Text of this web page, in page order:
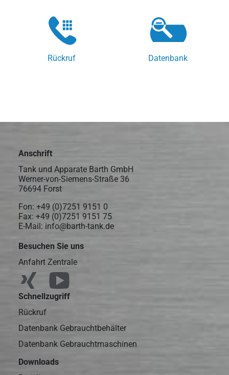
Rückruf Datenbank
Anschrift
Tank und Apparate Barth GmbH
Werner-von-Siemens-Straße 36
76694 Forst
Fon: +49 (0)7251 9151 0
Fax: +49 (0)7251 9151 75
E-Mail: info@barth-tank.de
Besuchen Sie uns
Anfahrt Zentrale
Schnellzugriff
Rückruf
Datenbank Gebrauchtbehälter
Datenbank Gebrauchtmaschinen
Downloads